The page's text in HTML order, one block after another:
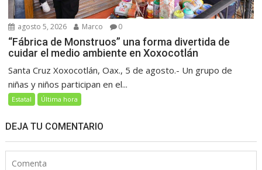
agosto 5, 2026 Marco 0
“Fábrica de Monstruos” una forma divertida de
cuidar el medio ambiente en Xoxocotlán
Santa Cruz Xoxocotlán, Oax., 5 de agosto.- Un grupo de
niñas y niños participan en el...
Estatal Última hora
DEJA TU COMENTARIO